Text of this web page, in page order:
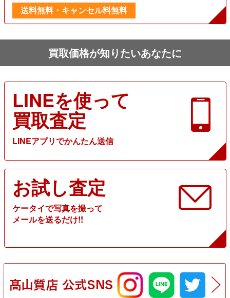
送料無料・キャンセル料無料
買取価格が知りたいあなたに
LINEを使って
買取査定
LINEアプリでかんたん送信
お試し査定
ケータイで写真を撮って
メールを送るだけ!!